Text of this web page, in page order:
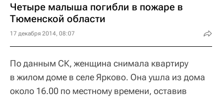
Четыре малыша погибли в пожаре в
Тюменской области
17 декабря 2014, 08:07
По данным СК, женщина снимала квартиру
в жилом доме в селе Ярково. Она ушла из дома
около 16.00 по местному времени, оставив